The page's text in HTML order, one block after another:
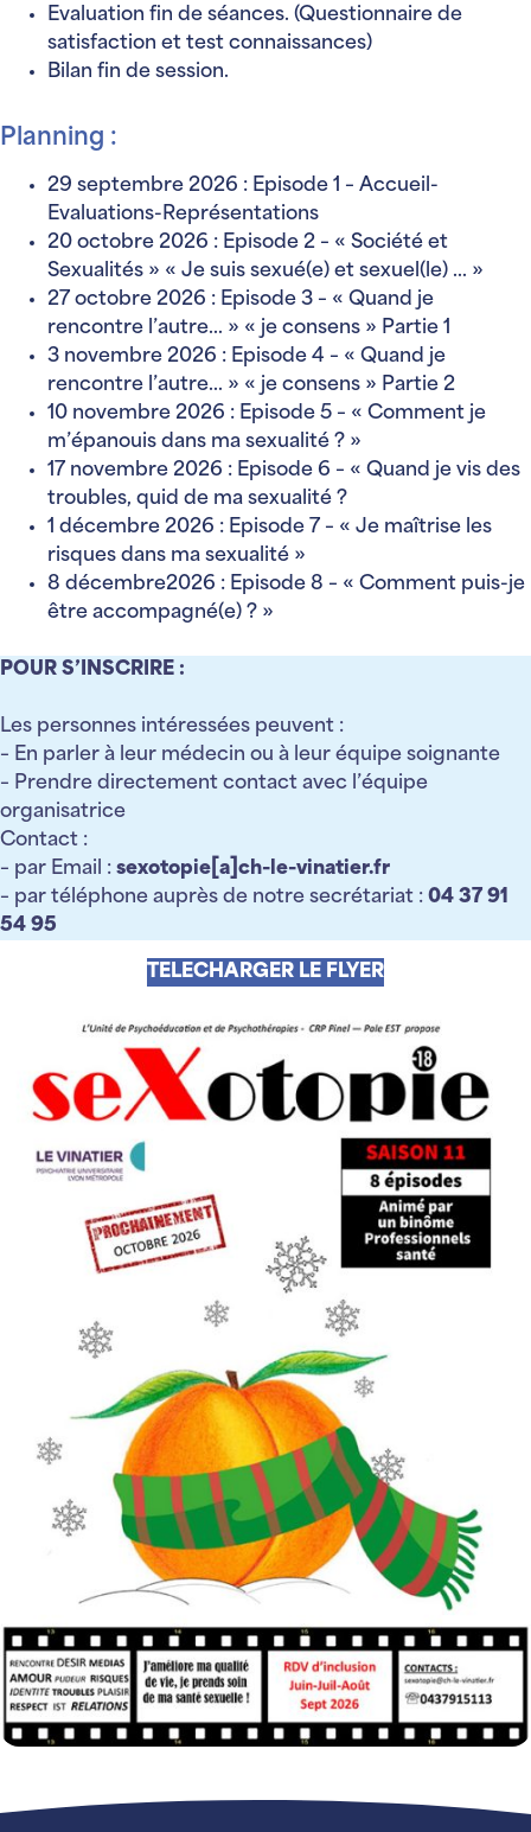
Evaluation fin de séances. (Questionnaire de
satisfaction et test connaissances)
Bilan fin de session.
Planning :
29 septembre 2026 : Episode 1 – Accueil-
Evaluations-Représentations
20 octobre 2026 : Episode 2 – « Société et
Sexualités » « Je suis sexué(e) et sexuel(le) … »
27 octobre 2026 : Episode 3 – « Quand je
rencontre l’autre… » « je consens » Partie 1
3 novembre 2026 : Episode 4 – « Quand je
rencontre l’autre… » « je consens » Partie 2
10 novembre 2026 : Episode 5 – « Comment je
m’épanouis dans ma sexualité ? »
17 novembre 2026 : Episode 6 – « Quand je vis des
troubles, quid de ma sexualité ?
1 décembre 2026 : Episode 7 – « Je maîtrise les
risques dans ma sexualité »
8 décembre2026 : Episode 8 – « Comment puis-je
être accompagné(e) ? »
POUR S’INSCRIRE :
Les personnes intéressées peuvent :
– En parler à leur médecin ou à leur équipe soignante
– Prendre directement contact avec l’équipe
organisatrice
Contact :
– par Email : sexotopie[a]ch-le-vinatier.fr
– par téléphone auprès de notre secrétariat : 04 37 91
54 95
TELECHARGER LE FLYER